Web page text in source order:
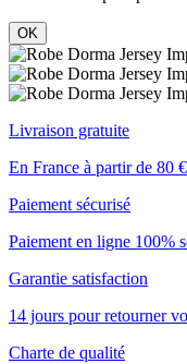
OK
Livraison gratuite
En France à partir de 80
Paiement sécurisé
Paiement en ligne 100%
Garantie satisfaction
14 jours pour retourner
Charte de qualité